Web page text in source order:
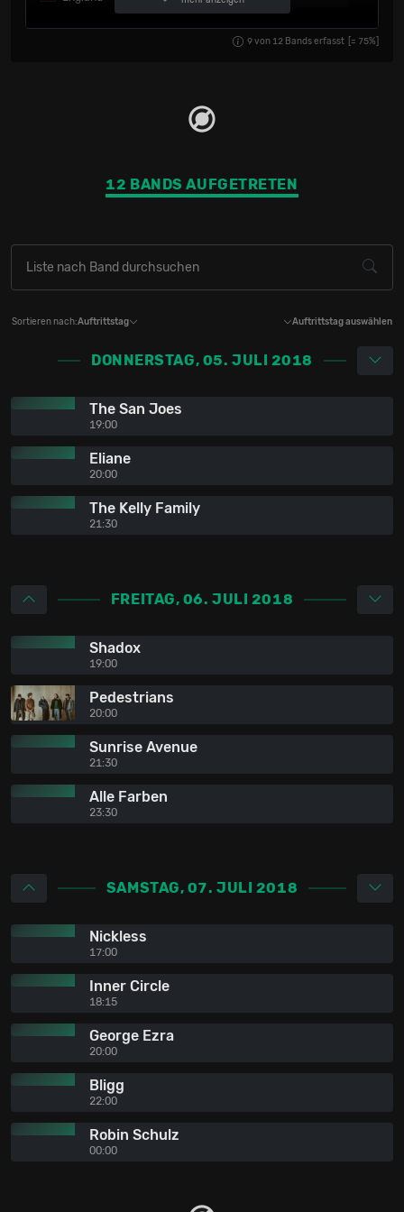
9von 12 Bands erfasst [= 75%]
12 BANDS AUFGETRETEN
Sortieren nach:Auftrittstag Auftrittstag auswählen
DONNERSTAG, 05. JULI 2018
The San Joes
19:00
Eliane
20:00
The Kelly Family
21:30
FREITAG, 06. JULI 2018
Shadox
19:00
Pedestrians
20:00
Sunrise Avenue
21:30
Alle Farben
23:30
SAMSTAG, 07. JULI 2018
Nickless
17:00
Inner Circle
18:15
George Ezra
20:00
Bligg
22:00
Robin Schulz
00:00